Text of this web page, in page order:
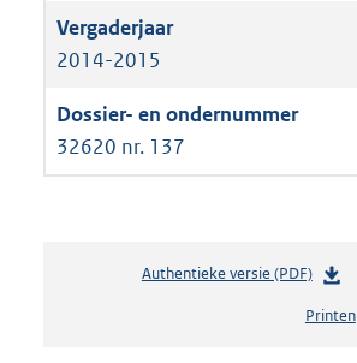
2014-2015
32620 nr. 137
Authentieke versie (PDF)b
s
Printen